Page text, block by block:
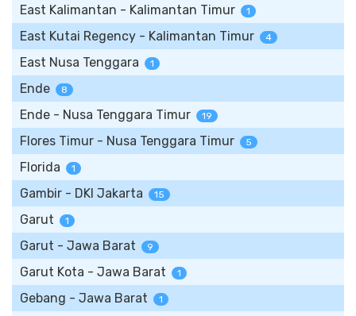
East Kalimantan - Kalimantan Timur 1
East Kutai Regency - Kalimantan Timur 4
East Nusa Tenggara 1
Ende 8
Ende - Nusa Tenggara Timur 19
Flores Timur - Nusa Tenggara Timur 5
Florida 1
Gambir - DKI Jakarta 15
Garut 1
Garut - Jawa Barat 9
Garut Kota - Jawa Barat 1
Gebang - Jawa Barat 1